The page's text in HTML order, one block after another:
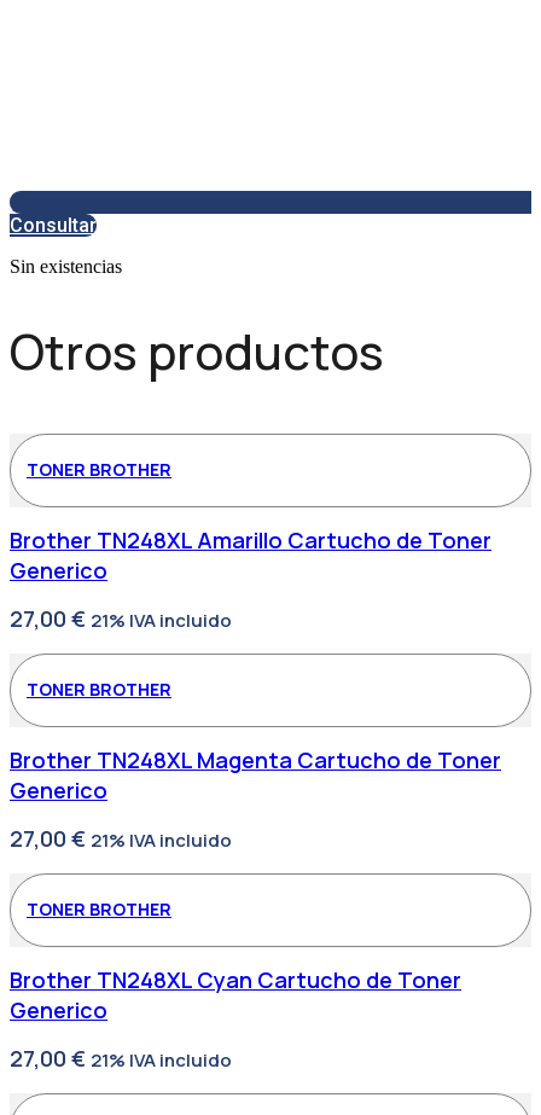
Consultar
Sin existencias
Otros productos
TONER BROTHER
Brother TN248XL Amarillo Cartucho de Toner
Generico
27,00 € 21% IVA incluido
TONER BROTHER
Brother TN248XL Magenta Cartucho de Toner
Generico
27,00 € 21% IVA incluido
TONER BROTHER
Brother TN248XL Cyan Cartucho de Toner
Generico
27,00 € 21% IVA incluido